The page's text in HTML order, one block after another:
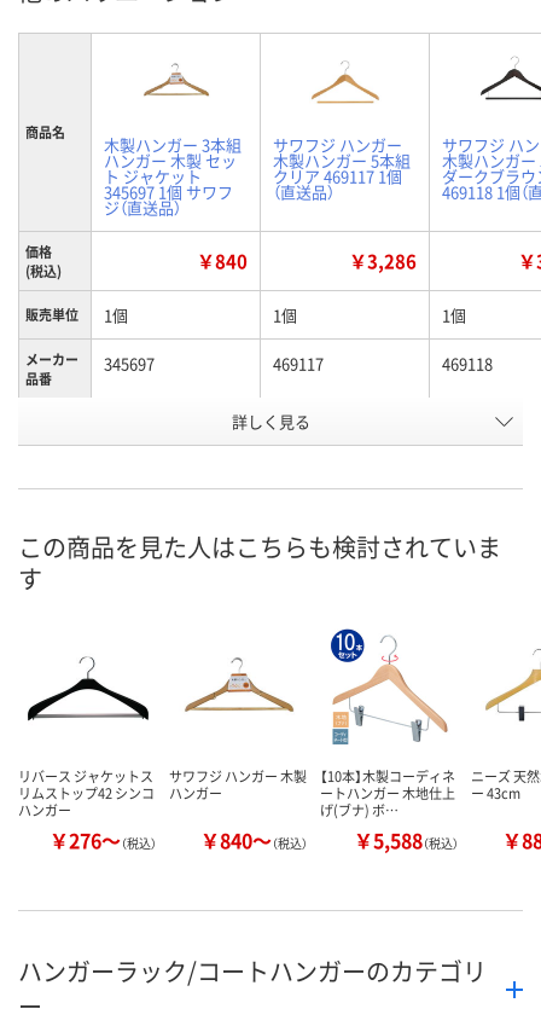
商品名
木製ハンガー 3本組
ハンガー 木製 セッ
ト ジャケット
345697 1個 サワフ
ジ（直送品）
サワフジ ハンガー
木製ハンガー 5本組
クリア 469117 1個
（直送品）
サワフジ ハ
木製ハンガー
ダークブラウ
469118 1個（
価格
(税込)
￥840 ￥3,286
販売単位 1個 1個 1個
メーカー
品番
345697 469117 469118
UW33419 UW33421
8月14日（金）
カゴへ
詳しく見る
この商品を見た人はこちらも検討されていま
す
リバース ジャケットス
リムストップ42 シンコ
ハンガー
￥276～（税込）
サワフジ ハンガー 木製
ハンガー
￥840～（税込）
【10本】木製コーディネ
ートハンガー 木地仕上
げ(ブナ) ボ…
￥5,588（税込）
ニーズ 天
ー 43cm
￥
ハンガーラック/コートハンガーのカテゴリ
ー